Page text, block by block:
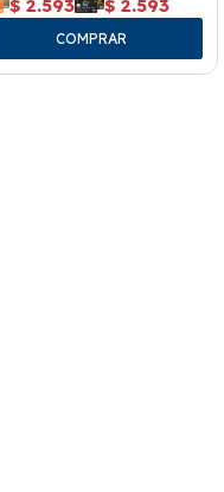
$ 2.593 $ 2.593